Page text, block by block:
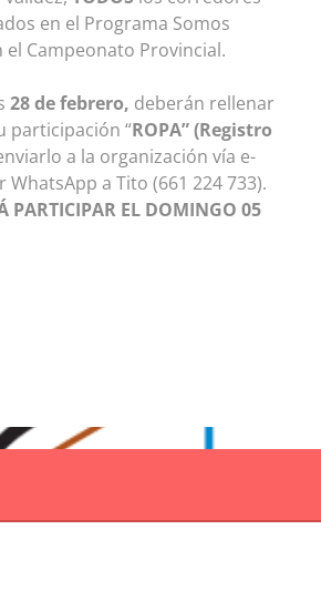
en el Programa Somos
Campeonato Provincial.
28 de febrero, deberán rellenar
participación “ROPA” (Registro
a la organización vía e-
WhatsApp a Tito (661 224 733).
PARTICIPAR EL DOMINGO 05